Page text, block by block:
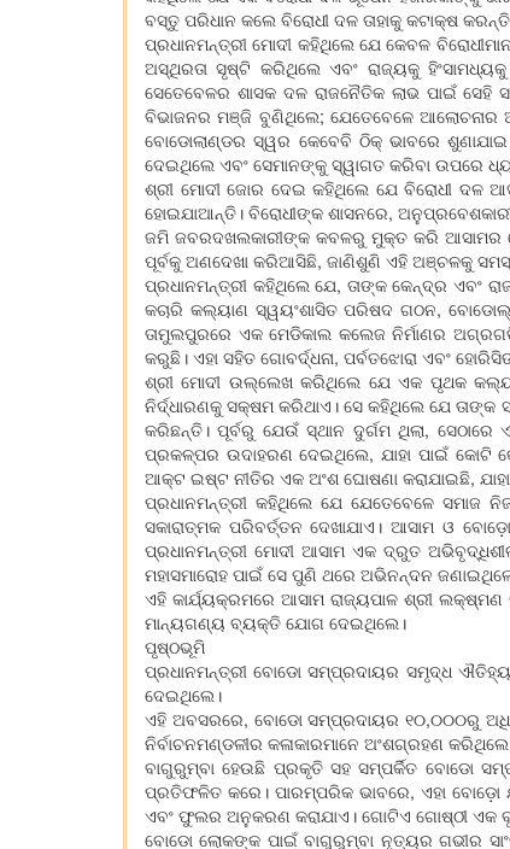
ବସ୍ତୁ ପରିଧାନ କଲେ ବିରୋଧୀ ଦଳ ତାହାକୁ କଟାକ୍ଷ
ପ୍ରଧାନମନ୍ତ୍ରୀ ମୋଦୀ କହିଥିଲେ ଯେ କେବଳ
ଅସ୍ଥିରତା ସୃଷ୍ଟି କରିଥିଲେ ଏବଂ ରାଜ୍ୟକୁ
ସେତେବେଳର ଶାସକ ଦଳ ରାଜନୈତିକ ଲାଭ ପାଇଁ
ବିଭାଜନର ମଞ୍ଜି ବୁଣିଥିଲେ; ଯେତେବେଳେ ଆଲୋଚନାର
ବୋଡୋଲାଣ୍ଡର ସ୍ୱର କେବେବି ଠିକ୍ ଭାବରେ
ଦେଇଥିଲେ ଏବଂ ସେମାନଙ୍କୁ ସ୍ୱାଗତ କରିବା ଉପରେ
ଶ୍ରୀ ମୋଦୀ ଜୋର ଦେଇ କହିଥିଲେ ଯେ ବିରୋଧୀ ଦଳ
ହୋଇଯାଆନ୍ତି। ବିରୋଧୀଙ୍କ ଶାସନରେ,
ଜମି ଜବରଦଖଲକାରୀଙ୍କ କବଳରୁ ମୁକ୍ତ କରି ଆସାମର
ପୂର୍ବକୁ ଅଣଦେଖା କରିଆସିଛି, ଜାଣିଶୁଣି ଏହି ଅଞ୍ଚଳକୁ
ପ୍ରଧାନମନ୍ତ୍ରୀ କହିଥିଲେ ଯେ, ତାଙ୍କ କେନ୍ଦ୍ର ଏବଂ
କଚାରି କଲ୍ୟାଣ ସ୍ୱୟଂଶାସିତ ପରିଷଦ ଗଠନ,
ତାମୁଲପୁରରେ ଏକ ମେଡିକାଲ କଲେଜ ନିର୍ମାଣର
କରୁଛି। ଏହା ସହିତ ଗୋବର୍ଦ୍ଧନା, ପର୍ବତଝୋରା ଏବଂ
ଶ୍ରୀ ମୋଦୀ ଉଲ୍ଲେଖ କରିଥିଲେ ଯେ ଏକ ପୃଥକ
ନିର୍ଦ୍ଧାରଣକୁ ସକ୍ଷମ କରିଥାଏ। ସେ କହିଥିଲେ ଯେ
କରିଛନ୍ତି। ପୂର୍ବରୁ ଯେଉଁ ସ୍ଥାନ ଦୁର୍ଗମ ଥିଲା, ସେଠାରେ
ପ୍ରକଳ୍ପର ଉଦାହରଣ ଦେଇଥିଲେ, ଯାହା ପାଇଁ କୋଟି
ଆକ୍ଟ ଇଷ୍ଟ ନୀତିର ଏକ ଅଂଶ ଘୋଷଣା କରାଯାଇଛି,
ପ୍ରଧାନମନ୍ତ୍ରୀ କହିଥିଲେ ଯେ ଯେତେବେଳେ ସମାଜ
ସକାରାତ୍ମକ ପରିବର୍ତ୍ତନ ଦେଖାଯାଏ। ଆସାମ ଓ
ପ୍ରଧାନମନ୍ତ୍ରୀ ମୋଦୀ ଆସାମ ଏକ ଦ୍ରୁତ
ମହାସମାରୋହ ପାଇଁ ସେ ପୁଣି ଥରେ ଅଭିନନ୍ଦନ
ଏହି କାର୍ଯ୍ୟକ୍ରମରେ ଆସାମ ରାଜ୍ୟପାଳ ଶ୍ରୀ ଲକ୍ଷ୍ମଣ
ମାନ୍ୟଗଣ୍ୟ ବ୍ୟକ୍ତି ଯୋଗ ଦେଇଥିଲେ।
ପୃଷ୍ଠଭୂମି
ପ୍ରଧାନମନ୍ତ୍ରୀ ବୋଡୋ ସମ୍ପ୍ରଦାୟର ସମୃଦ୍ଧ
ଦେଇଥିଲେ।
ଏହି ଅବସରରେ, ବୋଡୋ ସମ୍ପ୍ରଦାୟର ୧୦,୦୦୦ରୁ
ନିର୍ବାଚନମଣ୍ଡଳୀର କଳାକାରମାନେ ଅଂଶଗ୍ରହଣ
ବାଗୁରୁମ୍ବା ହେଉଛି ପ୍ରକୃତି ସହ ସମ୍ପର୍କିତ ବୋଡୋ
ପ୍ରତିଫଳିତ କରେ। ପାରମ୍ପରିକ ଭାବରେ, ଏହା ବୋଡ଼ୋ
ଏବଂ ଫୁଲର ଅନୁକରଣ କରାଯାଏ। ଗୋଟିଏ ଗୋଷ୍ଠୀ ଏକ
ବୋଡୋ ଲୋକଙ୍କ ପାଇଁ ବାଗୁରୁମ୍ବା ନୃତ୍ୟର ଗଭୀର